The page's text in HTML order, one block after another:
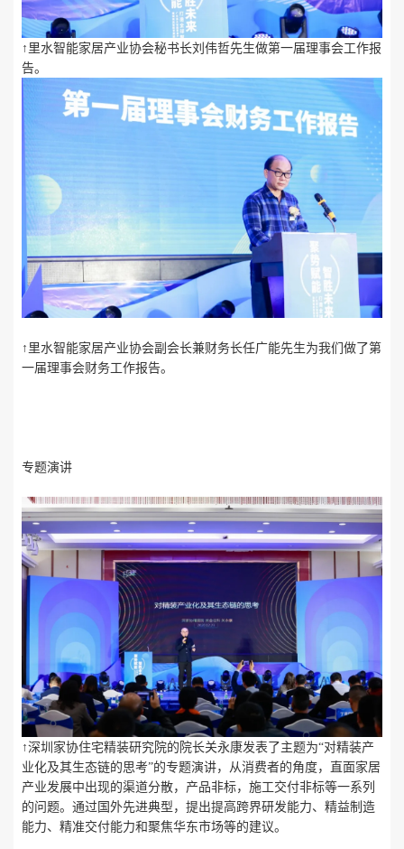
↑里水智能家居产业协会秘书长刘伟哲先生做第一届理事会工作报
告。
↑里水智能家居产业协会副会长兼财务长任广能先生为我们做了第
一届理事会财务工作报告。
专题演讲
↑深圳家协住宅精装研究院的院长关永康发表了主题为“对精装产
业化及其生态链的思考”的专题演讲，从消费者的角度，直面家居
产业发展中出现的渠道分散，产品非标，施工交付非标等一系列
的问题。通过国外先进典型，提出提高跨界研发能力、精益制造
能力、精准交付能力和聚焦华东市场等的建议。